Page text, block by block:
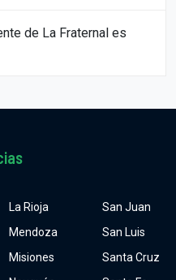
de La Fraternal es
La Rioja
Mendoza
Misiones
San Juan
San Luis
Santa Cruz